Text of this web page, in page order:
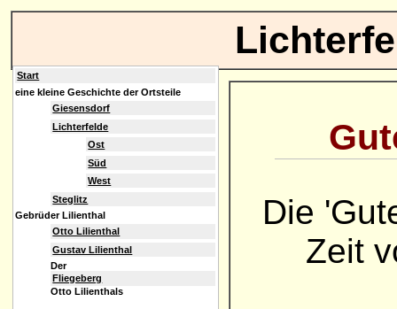
Die
Zeit
Start
eine kleine Geschichte der Ortsteile
Giesensdorf
Lichterfelde
Ost
Süd
West
Steglitz
Gebrüder Lilienthal
Otto Lilienthal
Gustav Lilienthal
Der
Fliegeberg
Otto Lilienthals